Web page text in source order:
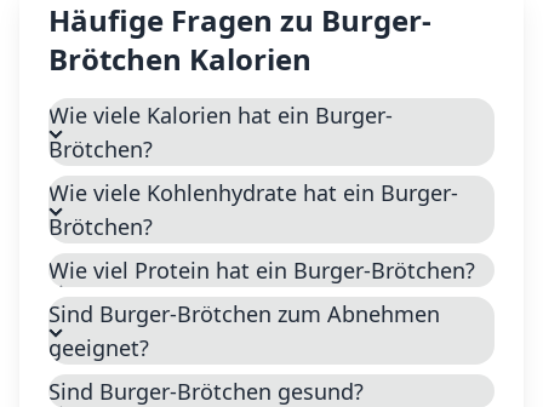
Häufige Fragen zu Burger-
Brötchen Kalorien
Wie viele Kalorien hat ein Burger-
Brötchen?
Wie viele Kohlenhydrate hat ein Burger-
Brötchen?
Wie viel Protein hat ein Burger-Brötchen?
Sind Burger-Brötchen zum Abnehmen
geeignet?
Sind Burger-Brötchen gesund?